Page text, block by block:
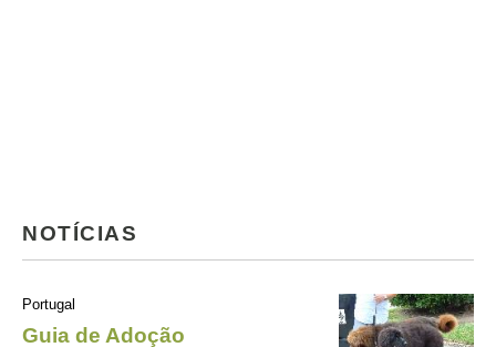
NOTÍCIAS
Portugal
Guia de Adoção